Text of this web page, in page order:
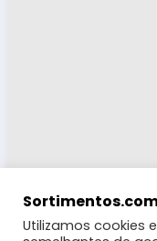
Utilizamos cookies